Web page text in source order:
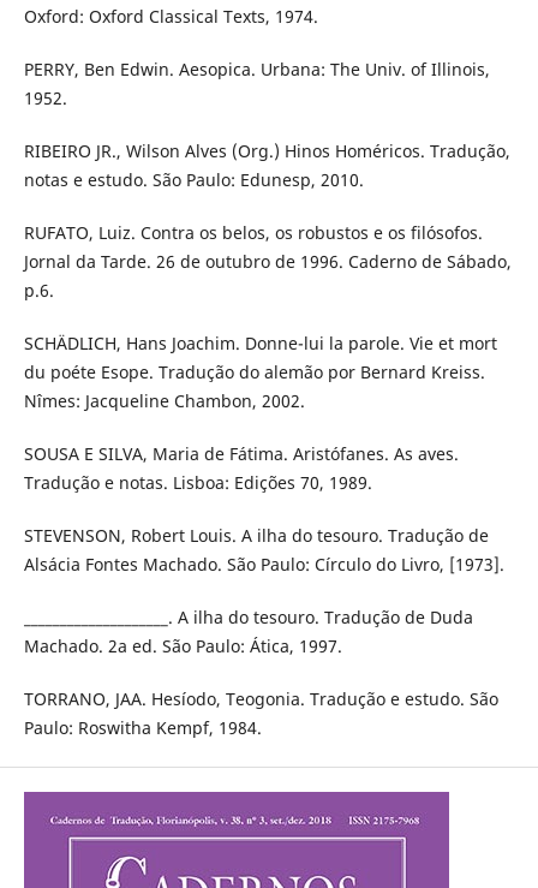
Oxford: Oxford Classical Texts, 1974.
PERRY, Ben Edwin. Aesopica. Urbana: The Univ. of Illinois,
1952.
RIBEIRO JR., Wilson Alves (Org.) Hinos Homéricos. Tradução,
notas e estudo. São Paulo: Edunesp, 2010.
RUFATO, Luiz. Contra os belos, os robustos e os filósofos.
Jornal da Tarde. 26 de outubro de 1996. Caderno de Sábado,
p.6.
SCHÄDLICH, Hans Joachim. Donne-lui la parole. Vie et mort
du poéte Esope. Tradução do alemão por Bernard Kreiss.
Nîmes: Jacqueline Chambon, 2002.
SOUSA E SILVA, Maria de Fátima. Aristófanes. As aves.
Tradução e notas. Lisboa: Edições 70, 1989.
STEVENSON, Robert Louis. A ilha do tesouro. Tradução de
Alsácia Fontes Machado. São Paulo: Círculo do Livro, [1973].
____________________. A ilha do tesouro. Tradução de Duda
Machado. 2a ed. São Paulo: Ática, 1997.
TORRANO, JAA. Hesíodo, Teogonia. Tradução e estudo. São
Paulo: Roswitha Kempf, 1984.